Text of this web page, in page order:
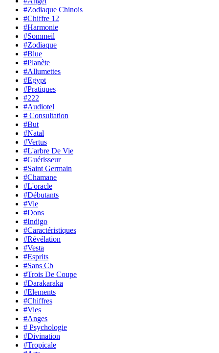
#Zodiaque Chinois
#Chiffre 12
#Harmonie
#Sommeil
#Zodiaque
#Blue
#Planète
#Allumettes
#Egypt
#Pratiques
#222
#Audiotel
# Consultation
#But
#Natal
#Vertus
#L'arbre De Vie
#Guérisseur
#Saint Germain
#Chamane
#L'oracle
#Débutants
#Vie
#Dons
#Indigo
#Caractéristiques
#Révélation
#Vesta
#Esprits
#Sans Cb
#Trois De Coupe
#Darakaraka
#Elements
#Chiffres
#Vies
#Anges
# Psychologie
#Divination
#Tropicale